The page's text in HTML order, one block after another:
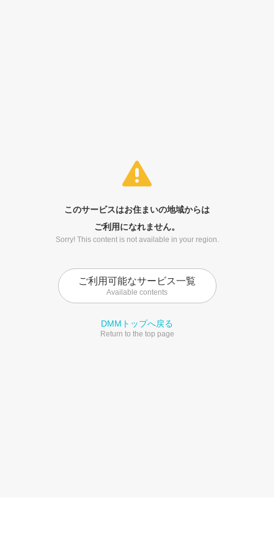
このサービスはお住まいの地域からは
ご利用になれません。
Sorry! This content is not available in your region.
ご利用可能なサービス一覧
Available contents
DMMトップへ戻る
Return to the top page